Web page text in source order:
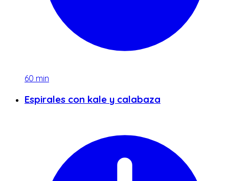
60 min
Espirales con kale y calabaza